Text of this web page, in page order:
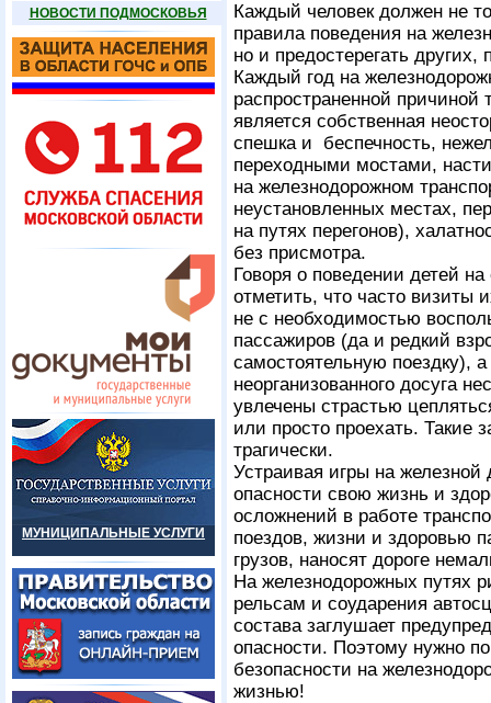
НОВОСТИ ПОДМОСКОВЬЯ
МУНИЦИПАЛЬНЫЕ УСЛУГИ
Каждый человек должен не
правила поведения на
но и предостерегать других,
Каждый год на
распространенной причиной
является собственная
спешка и беспечность,
переходными мостами,
на железнодорожном
неустановленных местах,
на путях перегонов),
без присмотра.
Говоря о поведении детей
отметить, что часто визиты
не с необходимостью
пассажиров (да и редкий
самостоятельную поездку),
неорганизованного досуга
увлечены страстью
или просто проехать. Такие
трагически.
Устраивая игры на железной
опасности свою жизнь и
осложнений в работе
поездов, жизни и здоровью
грузов, наносят дороге
На железнодорожных путях
рельсам и соударения
состава заглушает
опасности. Поэтому нужно
безопасности на
жизнью!